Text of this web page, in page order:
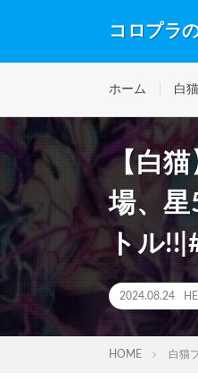
コロプラ
ホーム 白
【白猫
場、星
トル
2024.08.24
HOME 白猫